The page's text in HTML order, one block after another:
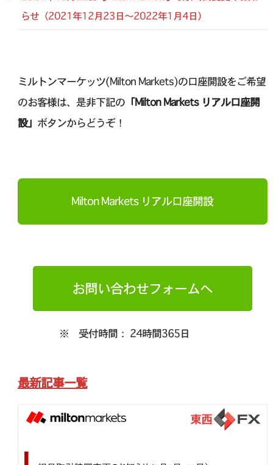
らせ（2021年12月23日～2022年1月4日）
ミルトンマーケッツ(Milton Markets)の口座開設をご希望
のお客様は、是非下記の「Milton Markets リアル口座開
設」 ボタンからどうぞ！
Milton Markets リアル口座開設
お問い合わせフォームへ
※ 受付時間： 24時間365日
最新記事一覧